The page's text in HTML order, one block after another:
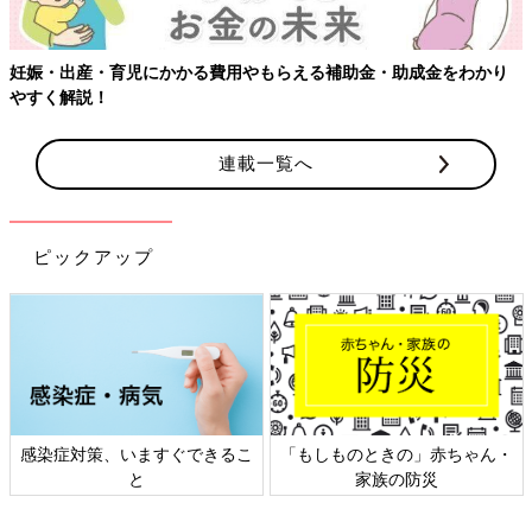
連載一覧へ
ピックアップ
・
日本外来小児科学会リーフレッ
六星占術 細木かおりさんの
相談